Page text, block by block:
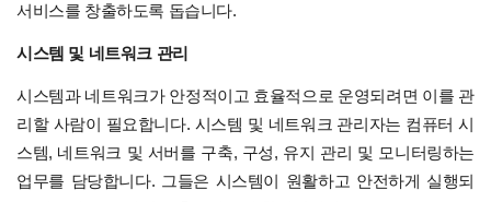
서비스를 창출하도록 돕습니다.
시스템 및 네트워크 관리
시스템과 네트워크가 안정적이고 효율적으로 운영되려면 이를 관
리할 사람이 필요합니다. 시스템 및 네트워크 관리자는 컴퓨터 시
스템, 네트워크 및 서버를 구축, 구성, 유지 관리 및 모니터링하는
업무를 담당합니다. 그들은 시스템이 원활하고 안전하게 실행되